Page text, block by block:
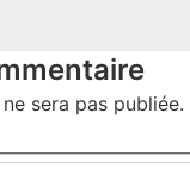
sera pas publiée.